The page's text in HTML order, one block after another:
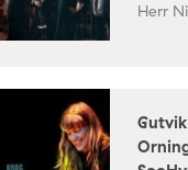
Herr